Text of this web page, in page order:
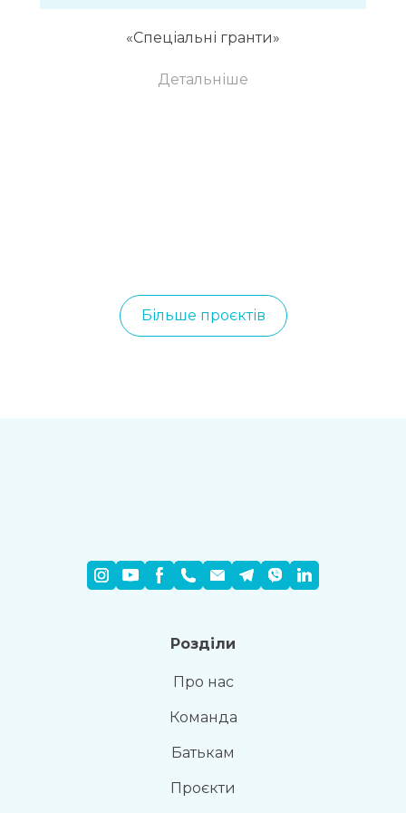
«Спеціальні гранти»
Детальніше
Більше проєктів
Розділи
Про нас
Команда
Батькам
Проєкти